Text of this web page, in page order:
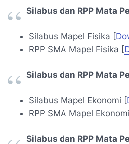
Silabus dan RPP Mata
Silabus Mapel Fisika [
RPP SMA Mapel Fisika [
Silabus dan RPP Mata
Silabus Mapel Ekonomi [
RPP SMA Mapel
Silabus dan RPP Mata